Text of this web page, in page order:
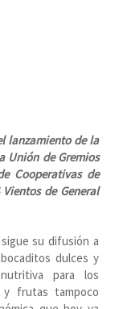
lanzamiento de la
Unión de Gremios
Cooperativas de
de General
su difusión a
dulces y
para los
frutas tampoco